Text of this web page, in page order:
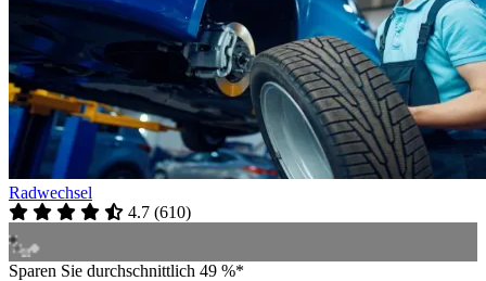
Radwechsel
4.7 (610)
Sparen Sie durchschnittlich 49 %*